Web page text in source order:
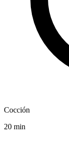
Cocción
20 min